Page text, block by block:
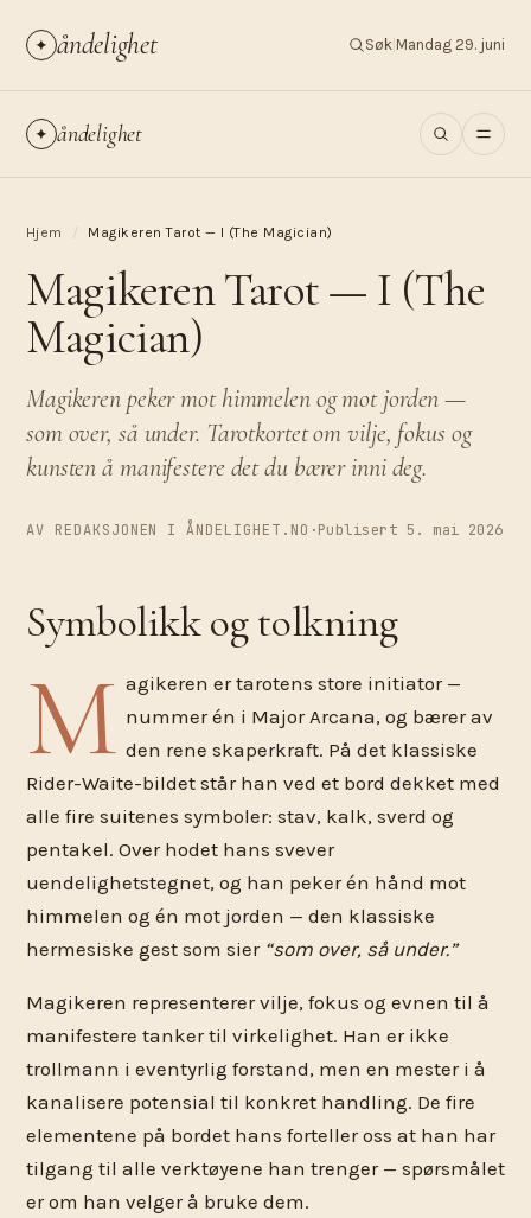
✦ åndelighet Søk Mandag 29. juni
✦ åndelighet
Hjem Magikeren Tarot — I (The Magician)
Magikeren Tarot — I (The
Magician)
Magikeren peker mot himmelen og mot jorden —
som over, så under. Tarotkortet om vilje, fokus og
kunsten å manifestere det du bærer inni deg.
AV REDAKSJONEN I ÅNDELIGHET.NO ·Publisert 5. mai 2026
Symbolikk og tolkning
M agikeren er tarotens store initiator —
nummer én i Major Arcana, og bærer av
den rene skaperkraft. På det klassiske
Rider-Waite-bildet står han ved et bord dekket med
alle fire suitenes symboler: stav, kalk, sverd og
pentakel. Over hodet hans svever
uendelighetstegnet, og han peker én hånd mot
himmelen og én mot jorden — den klassiske
hermesiske gest som sier “som over, så under.”
Magikeren representerer vilje, fokus og evnen til å
manifestere tanker til virkelighet. Han er ikke
trollmann i eventyrlig forstand, men en mester i å
kanalisere potensial til konkret handling. De fire
elementene på bordet hans forteller oss at han har
tilgang til alle verktøyene han trenger — spørsmålet
er om han velger å bruke dem.